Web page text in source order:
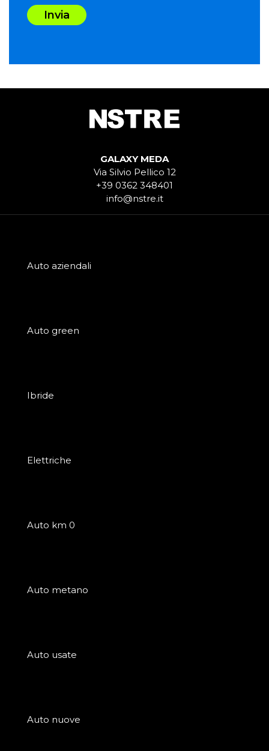
Invia
GALAXY MEDA
Via Silvio Pellico 12
+39 0362 348401
info@nstre.it
Auto aziendali
Auto green
Ibride
Elettriche
Auto km 0
Auto metano
Auto usate
Auto nuove